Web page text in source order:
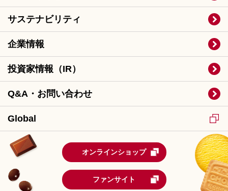
サステナビリティ
企業情報
投資家情報（IR）
Q&A・お問い合わせ
Global
オンラインショップ
ファンサイト